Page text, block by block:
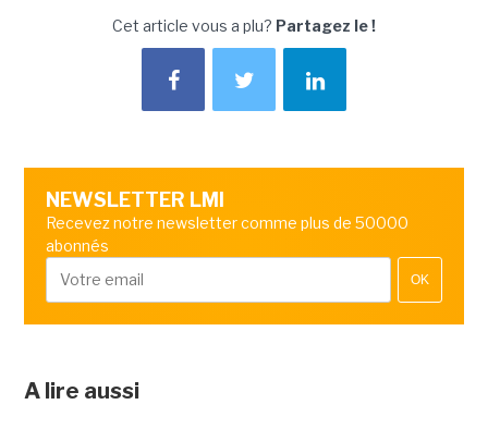
Cet article vous a plu? Partagez le !
NEWSLETTER LMI
Recevez notre newsletter comme plus de 50000
abonnés
OK
A lire aussi